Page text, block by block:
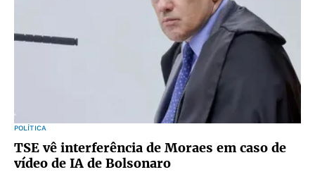
POLÍTICA
TSE vê interferência de Moraes em caso de
vídeo de IA de Bolsonaro